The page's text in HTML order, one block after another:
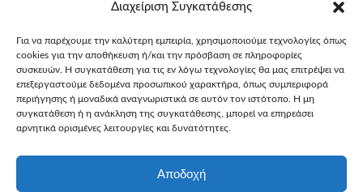
Διαχείριση Συγκατάθεσης
Για να παρέχουμε την καλύτερη εμπειρία, χρησιμοποιούμε τεχνολογίες όπως
cookies για την αποθήκευση ή/και την πρόσβαση σε πληροφορίες
συσκευών. Η συγκατάθεση για τις εν λόγω τεχνολογίες θα μας επιτρέψει να
επεξεργαστούμε δεδομένα προσωπικού χαρακτήρα, όπως συμπεριφορά
περιήγησης ή μοναδικά αναγνωριστικά σε αυτόν τον ιστότοπο. Η μη
συγκατάθεση ή η ανάκληση της συγκατάθεσης, μπορεί να επηρεάσει
αρνητικά ορισμένες λειτουργίες και δυνατότητες.
Αποδοχή
Κριτήρια Καταλληλότητας
Υποβολή Αιτήματος
NEWSLETTER
Email*